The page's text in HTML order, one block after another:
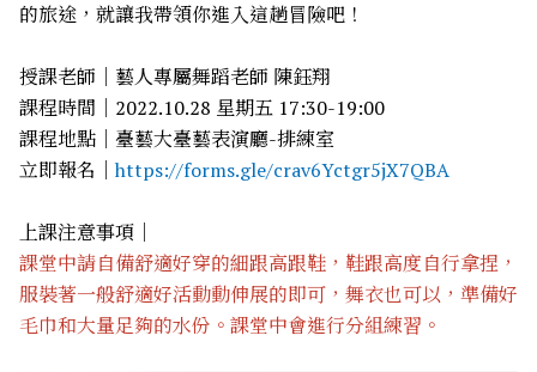
的旅途，就讓我帶領你進入這趟冒險吧！
授課老師｜藝人專屬舞蹈老師 陳鈺翔
課程時間｜2022.10.28 星期五 17:30-19:00
課程地點｜臺藝大臺藝表演廳-排練室
立即報名｜https://forms.gle/crav6Yctgr5jX7QBA
上課注意事項｜
課堂中請自備舒適好穿的細跟高跟鞋，鞋跟高度自行拿捏，
服裝著一般舒適好活動動伸展的即可，舞衣也可以，準備好
毛巾和大量足夠的水份。課堂中會進行分組練習。